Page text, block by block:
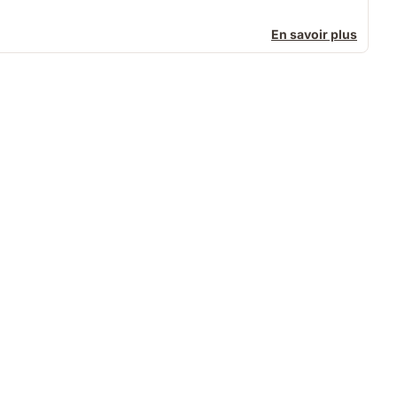
En savoir plus